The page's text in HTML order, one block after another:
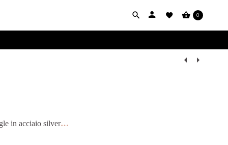
0
in acciaio silver…